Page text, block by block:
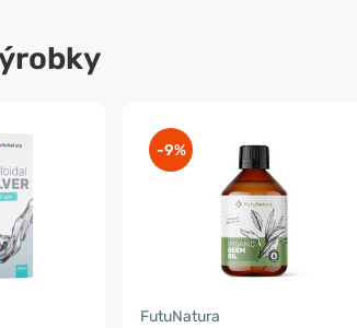
-9%
FutuNatura